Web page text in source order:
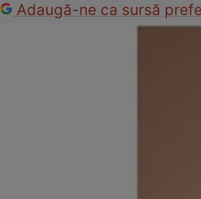
Adaugă-ne ca sursă